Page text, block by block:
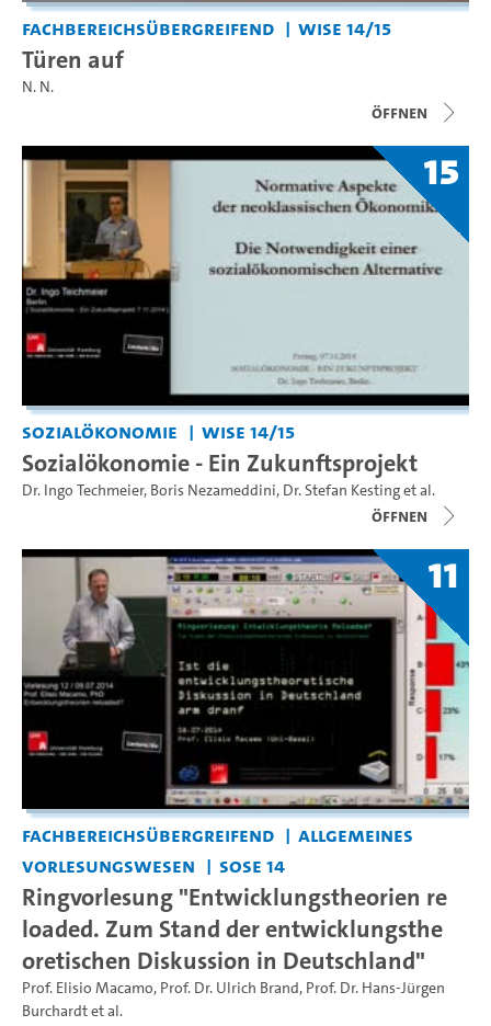
Fachbereichsübergreifend WiSe 14/15
Türen auf
N. N.
Öffnen
15
Sozialökonomie WiSe 14/15
Sozialökonomie - Ein Zukunftsprojekt
Dr. Ingo Techmeier, Boris Nezameddini, Dr. Stefan Kestinget al.
Öffnen
11
Fachbereichsübergreifend
Allgemeines
Vorlesungswesen
SoSe 14
Ringvorlesung "Entwicklungstheorien re
loaded. Zum Stand der entwicklungsthe
oretischen Diskussion in Deutschland"
Prof. Elisio Macamo, Prof. Dr. Ulrich Brand, Prof. Dr. Hans-Jürgen
Burchardtet al.